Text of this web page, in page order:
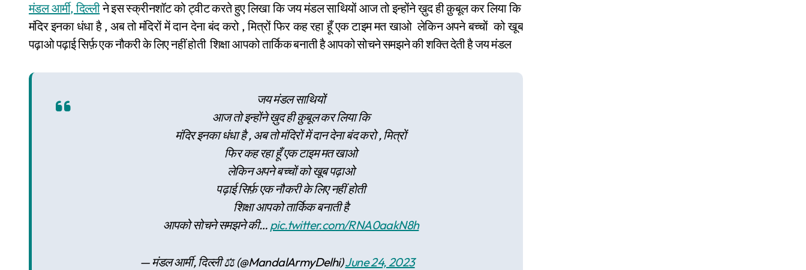
मंडल आर्मी, दिल्लीने इस स्क्रीनशॉट को ट्वीट करते हुए लिखा कि जय मंडल साथियों आज तो इन्होंने ख़ुद ही क़ुबूल कर लिया कि
मंदिर इनका धंधा है , अब तो मंदिरों में दान देना बंद करो , मित्रों फिर कह रहा हूँ एक टाइम मत खाओ लेकिन अपने बच्चों को खूब
पढ़ाओ पढ़ाई सिर्फ़ एक नौकरी के लिए नहीं होती शिक्षा आपको तार्किक बनाती है आपको सोचने समझने की शक्ति देती है जय मंडल
जय मंडल साथियों
आज तो इन्होंने ख़ुद ही क़ुबूल कर लिया कि
मंदिर इनका धंधा है , अब तो मंदिरों में दान देना बंद करो , मित्रों
फिर कह रहा हूँ एक टाइम मत खाओ
लेकिन अपने बच्चों को खूब पढ़ाओ
पढ़ाई सिर्फ़ एक नौकरी के लिए नहीं होती
शिक्षा आपको तार्किक बनाती है
आपको सोचने समझने की… pic.twitter.com/RNA0aakN8h
— मंडल आर्मी, दिल्ली ⚖ (@MandalArmyDelhi)June 24, 2023